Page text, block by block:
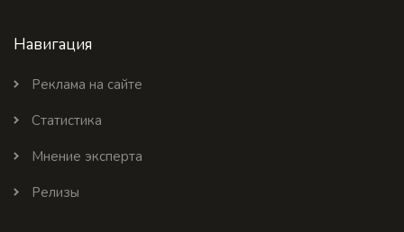
Навигация
Реклама на сайте
Статистика
Мнение эксперта
Релизы